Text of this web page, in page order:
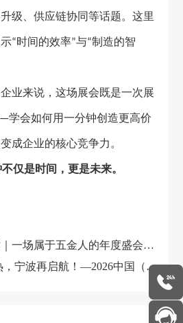
级、供应链协同等话题。这里
“时间的效率”与“制造的智
业来说，这场展会既是一次展
学会如何用一分钟创造更高价
成企业的核心竞争力。
仅是时间，更是未来。
一场属于五金人的年度盛会，
，宁波再启航！—2026中国（宁